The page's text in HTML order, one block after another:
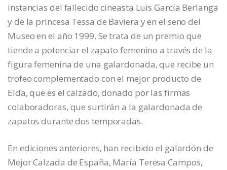
instancias del fallecido cineasta Luis García Berlanga
y de la princesa Tessa de Baviera y en el seno del
Museo en el año 1999. Se trata de un premio que
tiende a potenciar el zapato femenino a través de la
figura femenina de una galardonada, que recibe un
trofeo complementado con el mejor producto de
Elda, que es el calzado, donado por las firmas
colaboradoras, que surtirán a la galardonada de
zapatos durante dos temporadas.
En ediciones anteriores, han recibido el galardón de
Mejor Calzada de España, María Teresa Campos,